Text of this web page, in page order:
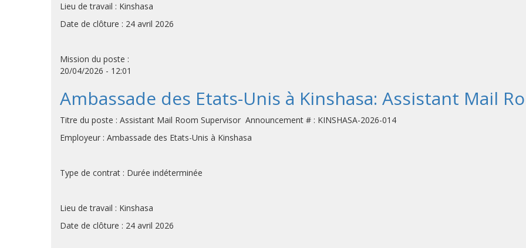
Lieu de travail : Kinshasa
Date de clôture : 24 avril 2026
Mission du poste :
20/04/2026 - 12:01
Ambassade des Etats-Unis à Kinshasa: Assistant Mail
Titre du poste : Assistant Mail Room Supervisor Announcement # : KINSHASA-2026-014
Employeur : Ambassade des Etats-Unis à Kinshasa
Type de contrat : Durée indéterminée
Lieu de travail : Kinshasa
Date de clôture : 24 avril 2026